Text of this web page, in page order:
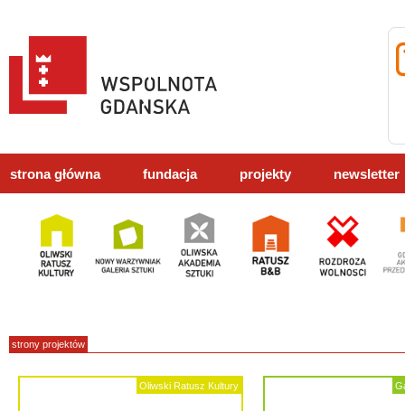
strona główna fundacja projekty newsletter
strony projektów
Oliwski Ratusz Kultury